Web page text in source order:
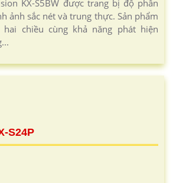
KX-S5BW được trang bị độ phân
ảnh sắc nét và trung thực. Sản phẩm
chiều cùng khả năng phát hiện
S24P